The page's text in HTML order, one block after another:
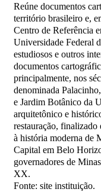
Reúne documentos
território brasileiro e,
Centro de Referência
Universidade Federal
estudiosos e outros
documentos
principalmente, nos
denominada
e Jardim Botânico da
arquitetônico e
restauração, finalizado
à história moderna de
Capital em Belo
governadores de
XX.
Fonte: site instituição.